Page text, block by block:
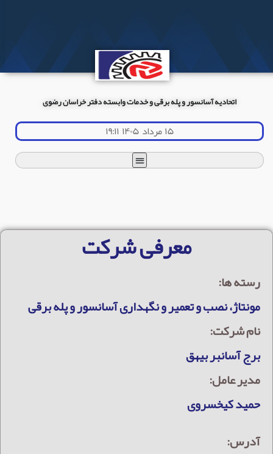
اتحادیه آسانسور و پله برقی و خدمات وابسته دفتر خراسان رضوی
۱۵ مرداد ۱۴۰۵ ۱۹:۱۱
معرفی شرکت
رسته ها:
مونتاژ، نصب و تعمیر و نگهداری آسانسور و پله برقی
نام شرکت:
برج آسانبر بیهق
مدیر عامل:
حمید کیخسروی
آدرس: